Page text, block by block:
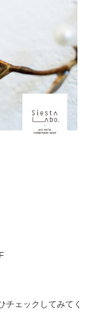
チェックしてみてく